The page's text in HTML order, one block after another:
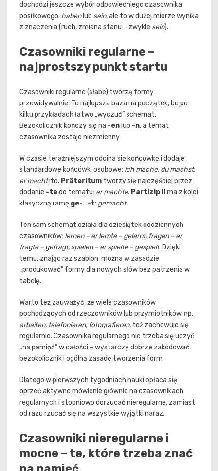
dochodzi jeszcze wybór odpowiedniego czasownika
posiłkowego: habenlub sein, ale to w dużej mierze wynika
z znaczenia (ruch, zmiana stanu – zwykle sein).
Czasowniki regularne –
najprostszy punkt startu
Czasowniki regularne (słabe) tworzą formy
przewidywalnie. To najlepsza baza na początek, bo po
kilku przykładach łatwo „wyczuć” schemat.
Bezokolicznik kończy się na -en lub -n, a temat
czasownika zostaje niezmienny.
W czasie teraźniejszym odcina się końcówkę i dodaje
standardowe końcówki osobowe: ich mache, du machst,
er machtitd. Präteritum tworzy się najczęściej przez
dodanie -tedo tematu: er machte. Partizip II
ma z kolei
klasyczną ramę ge-…-t: gemacht.
Ten sam schemat działa dla dziesiątek codziennych
czasowników: lernen – er lernte – gelernt, fragen – er
fragte – gefragt, spielen – er spielte – gespielt. Dzięki
temu, znając raz szablon, można w zasadzie
„produkować” formy dla nowych słów bez patrzenia w
tabelę.
Warto też zauważyć, że wiele czasowników
pochodzących od rzeczowników lub przymiotników, np.
arbeiten, telefonieren, fotografieren, też zachowuje się
regularnie. Czasownika regularnego nie trzeba się uczyć
„na pamięć” w całości – wystarczy dobrze zakodować
bezokolicznik i ogólną zasadę tworzenia form.
Dlatego w pierwszych tygodniach nauki opłaca się
oprzeć aktywne mówienie głównie na czasownikach
regularnych i stopniowo dorzucać nieregularne, zamiast
od razu rzucać się na wszystkie wyjątki naraz.
Czasowniki nieregularne i
mocne – te, które trzeba znać